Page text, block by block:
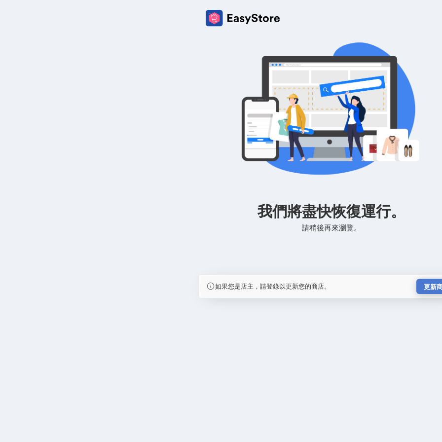
我們將盡快恢復運行。
請稍後再來瀏覽。
如果您是店主，請登錄以更新您的商店。 更新